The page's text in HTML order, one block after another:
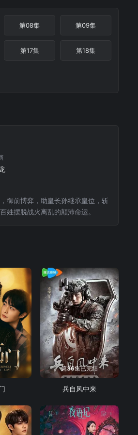
第08集 第09集
第17集 第18集
御前博弈，助皇长孙继承皇位，斩
姓摆脱战火离乱的颠沛命运。
第36集已完结
兵自风中来